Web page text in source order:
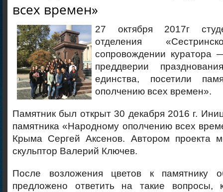
всех времен»
27 октября 2017г
отделения
сопровождении куратора
преддверии
единства, посетили
ополчению всех времен».
Памятник был открыт 30 декабря 2016 г.
памятника «Народному ополчению всех
Крыма Сергей Аксенов. Автором проекта
скульптор Валерий Ключев.
После возложения цветов к памятнику
предложено ответить на такие вопросы,